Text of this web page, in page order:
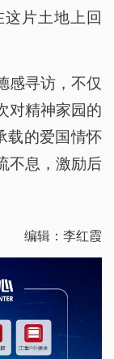
片土地上回
感寻访，不仅
对精神家园的
载的爱国情怀
不息，激励后
编辑：李红霞